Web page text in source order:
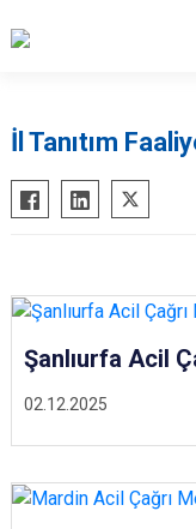
İl Tanıtım
02.12.2025
Şanlıurfa Acil